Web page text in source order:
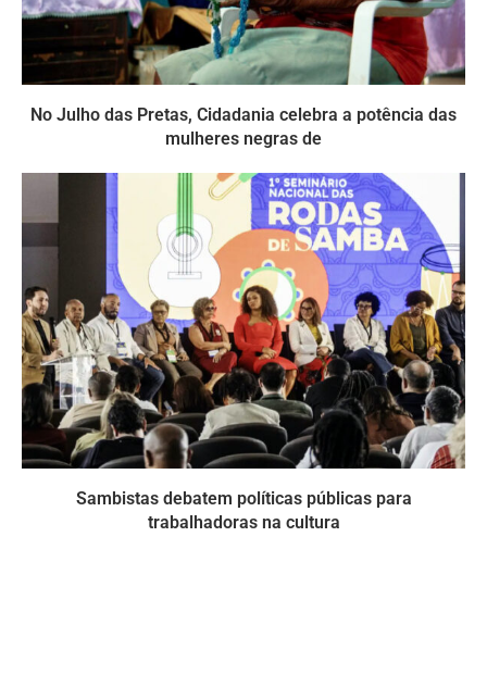
No Julho das Pretas, Cidadania celebra a potência das
mulheres negras de
Sambistas debatem políticas públicas para
trabalhadoras na cultura